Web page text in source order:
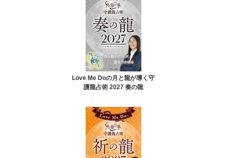
Love Me Doの月と龍が導く守
護龍占術 2027 奏の龍